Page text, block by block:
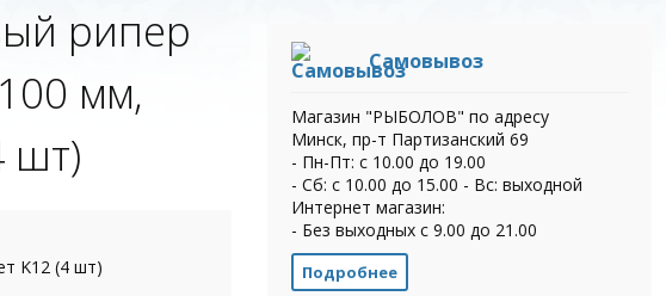
рипер
мм,
шт)
K12 (4 шт)
Самовывоз
Магазин "РЫБОЛОВ" по адресу
Минск, пр-т Партизанский 69
- Пн-Пт: с 10.00 до 19.00
- Сб: с 10.00 до 15.00 - Вс: выходной
Интернет магазин:
- Без выходных с 9.00 до 21.00
Подробнее